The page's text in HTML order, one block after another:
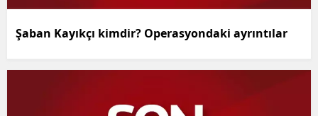
Şaban Kayıkçı kimdir? Operasyondaki ayrıntılar